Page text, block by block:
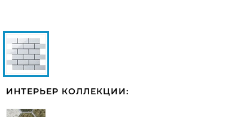
ИНТЕРЬЕР КОЛЛЕКЦИИ: